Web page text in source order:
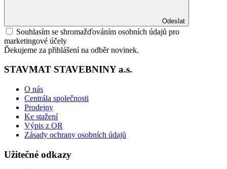
Odeslat
Souhlasím se shromažďováním osobních údajů pro
marketingové účely
Ďekujeme za přihlášení na odběr novinek.
STAVMAT STAVEBNINY a.s.
O nás
Centrála společnosti
Prodejny
Ke stažení
Výpis z OR
Zásady ochrany osobních údajů
Užitečné odkazy